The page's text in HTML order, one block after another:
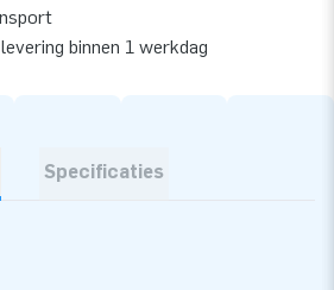
binnen 1 werkdag
Specificaties